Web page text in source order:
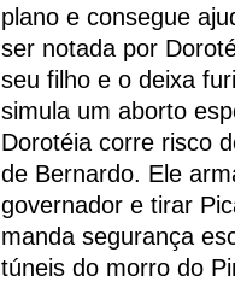
plano e consegue
ser notada por
seu filho e o deixa
simula um aborto
Dorotéia corre risco
de Bernardo. Ele
governador e tirar
manda segurança
túneis do morro do